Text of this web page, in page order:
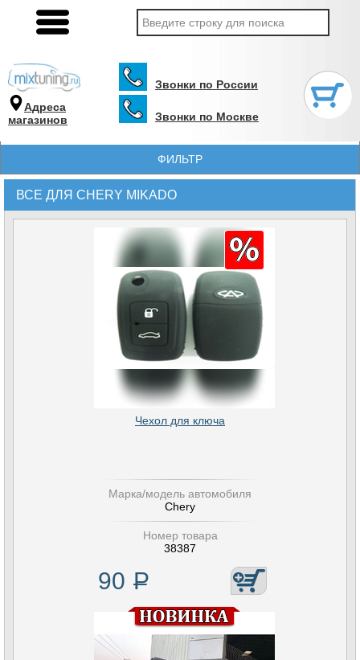
Адреса
магазинов
Звонки по России
Звонки по Москве
ФИЛЬТР
ВСЕ ДЛЯ CHERY MIKADO
Чехол для ключа
Марка/модель автомобиля
Chery
Номер товара
38387
90 Р